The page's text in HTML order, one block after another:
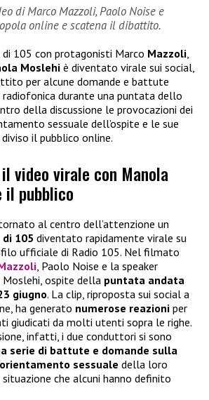
di Marco Mazzoli, Paolo Noise e
online e scatena il dibattito.
di 105 con protagonisti Marco Mazzoli,
Moslehiè diventato virale sui social,
per alcune domande e battute
durante una puntata dello
della discussione le provocazioni dei
sessuale dell’ospite e le sue
il pubblico online.
video virale con Manola
il pubblico
al centro dell’attenzione un
di 105 diventato rapidamente virale su
ufficiale di Radio 105. Nel filmato
, Paolo Noise e la speaker
ospite della puntata andata
giugno. La clip, riproposta sui social a
ha generato numerose reazioni per
giudicati da molti utenti sopra le righe.
infatti, i due conduttori si sono
serie di battute e domande sulla
sessuale della loro
che alcuni hanno definito